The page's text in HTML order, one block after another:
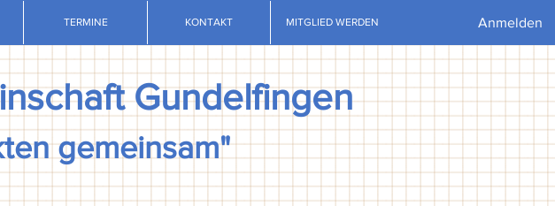
TERMINE KONTAKT MITGLIED WERDEN Anmelden
Gundelfingen
gemeinsam"